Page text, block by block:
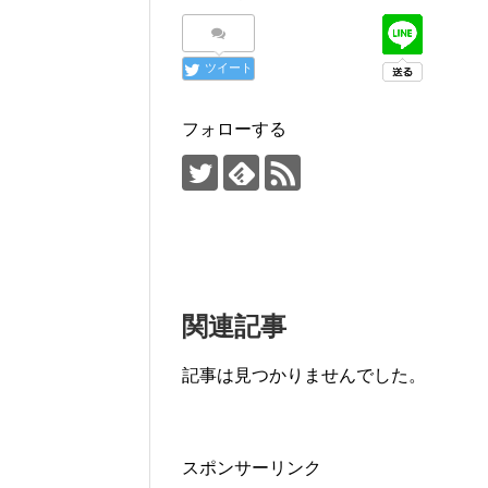
ツイート
フォローする
関連記事
記事は見つかりませんでした。
スポンサーリンク